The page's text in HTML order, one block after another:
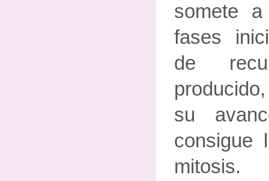
somete
fases
de
su
consigue
mitosis.